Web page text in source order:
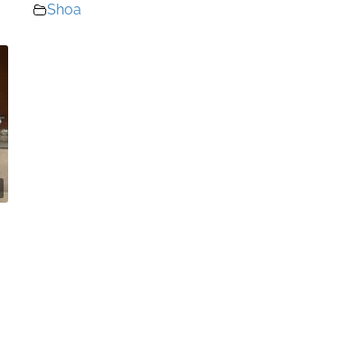
Shoa